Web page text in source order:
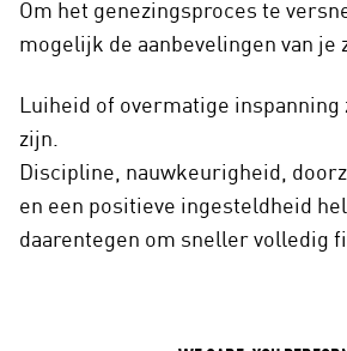
Om het genezingsproces te
mogelijk de aanbevelingen van je
Luiheid of overmatige
zijn.
Discipline, nauwkeurigheid,
en een positieve ingesteldheid
daarentegen om sneller volledig